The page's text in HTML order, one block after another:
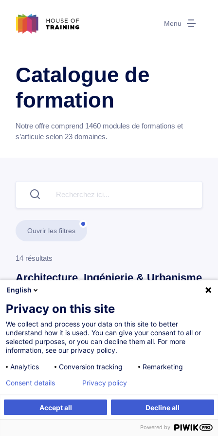
Menu
Catalogue de
formation
Notre offre comprend 1460 modules de formations et
s’articule selon 23 domaines.
Ouvrir les filtres
14 résultats
Architecture, Ingénierie & Urbanisme
Outils numériques et logiciels de la construction
Outils de modélisation Revit - Échanges et
Cours du jour
English
Privacy on this site
We collect and process your data on this site to better
understand how it is used. You can give your consent to all or
selected purposes, or you can decline them all. For more
information, see our privacy policy.
Analytics
Conversion tracking Remarketing
Accept all Decline all
Consent details Privacy policy
Powered by